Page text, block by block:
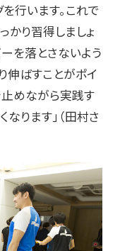
行います。これで
かり習得しましょ
ーを落とさないよう
伸ばすことがポイ
止めながら実践す
ります」（田村さ